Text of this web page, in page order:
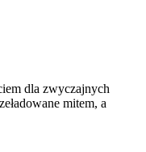
dla zwyczajnych
mitem, a